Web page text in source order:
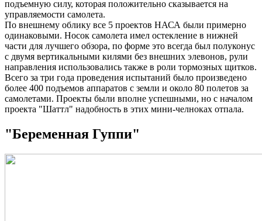
подъемную силу, которая положительно сказывается на
управляемости самолета.
По внешнему облику все 5 проектов НАСА были примерно
одинаковыми. Носок самолета имел остекление в нижней
части для лучшего обзора, по форме это всегда был полуконус
с двумя вертикальными килями без внешних элевонов, рули
направления использовались также в роли тормозных щитков.
Всего за три года проведения испытаний было произведено
более 400 подъемов аппаратов с земли и около 80 полетов за
самолетами. Проекты были вполне успешными, но с началом
проекта "Шаттл" надобность в этих мини-челноках отпала.
"Беременная Гуппи"